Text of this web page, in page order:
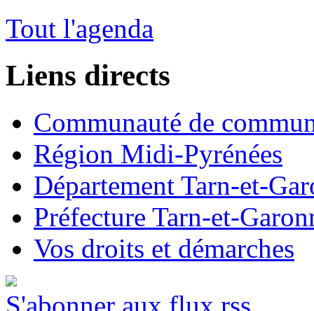
Tout l'agenda
Liens directs
Communauté de
Région Midi-Pyrénées
Département Tarn-et-
Préfecture Tarn-et-
Vos droits et démarches